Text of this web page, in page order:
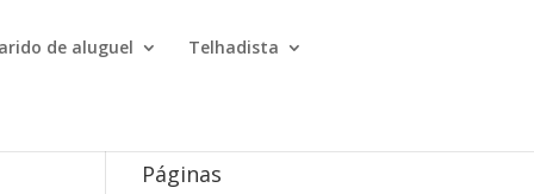
de aluguel Telhadista
Páginas